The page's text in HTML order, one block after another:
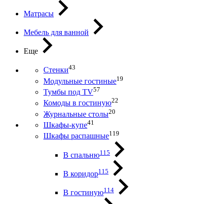
Матрасы
Мебель для ванной
Еще
Стенки43
Модульные гостиные19
Тумбы под ТV57
Комоды в гостиную22
Журнальные столы20
Шкафы-купе41
Шкафы распашные119
В спальню115
В коридор115
В гостиную114